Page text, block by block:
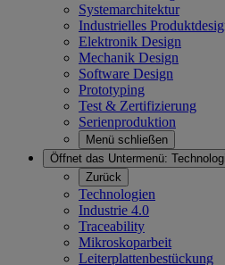
Systemarchitektur
Industrielles
Elektronik Design
Mechanik Design
Software Design
Prototyping
Test & Zertifizierung
Serienproduktion
Menü schließen
Öffnet das Untermenü:
Zurück
Technologien
Industrie 4.0
Traceability
Mikroskoparbeit
Leiterplattenbestückung